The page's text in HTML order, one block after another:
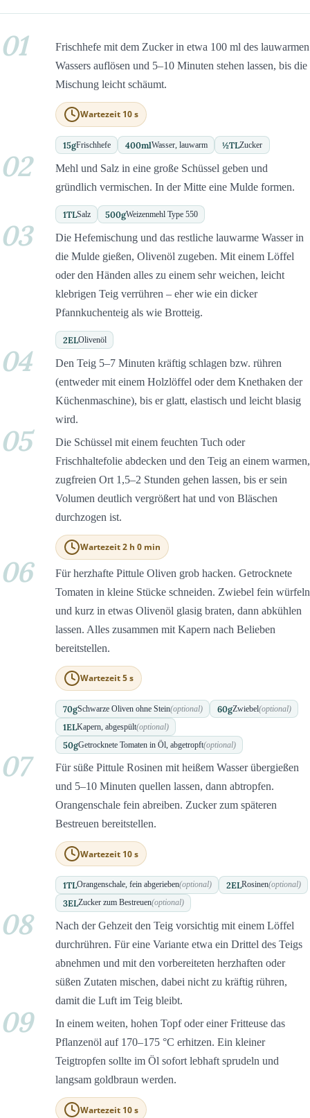
01
Frischhefe mit dem Zucker in etwa 100 ml des lauwarmen
Wassers auflösen und 5–10 Minuten stehen lassen, bis die
Mischung leicht schäumt.
Wartezeit 10 s
15gFrischhefe 400mlWasser, lauwarm ½TLZucker
02
Mehl und Salz in eine große Schüssel geben und
gründlich vermischen. In der Mitte eine Mulde formen.
1TLSalz 500gWeizenmehl Type 550
03
Die Hefemischung und das restliche lauwarme Wasser in
die Mulde gießen, Olivenöl zugeben. Mit einem Löffel
oder den Händen alles zu einem sehr weichen, leicht
klebrigen Teig verrühren – eher wie ein dicker
Pfannkuchenteig als wie Brotteig.
2ELOlivenöl
04
Den Teig 5–7 Minuten kräftig schlagen bzw. rühren
(entweder mit einem Holzlöffel oder dem Knethaken der
Küchenmaschine), bis er glatt, elastisch und leicht blasig
wird.
05
Die Schüssel mit einem feuchten Tuch oder
Frischhaltefolie abdecken und den Teig an einem warmen,
zugfreien Ort 1,5–2 Stunden gehen lassen, bis er sein
Volumen deutlich vergrößert hat und von Bläschen
durchzogen ist.
Wartezeit 2 h 0 min
06
Für herzhafte Pittule Oliven grob hacken. Getrocknete
Tomaten in kleine Stücke schneiden. Zwiebel fein würfeln
und kurz in etwas Olivenöl glasig braten, dann abkühlen
lassen. Alles zusammen mit Kapern nach Belieben
bereitstellen.
Wartezeit 5 s
70gSchwarze Oliven ohne Stein(optional) 60gZwiebel(optional)
1ELKapern, abgespült(optional)
50gGetrocknete Tomaten in Öl, abgetropft(optional)
07
Für süße Pittule Rosinen mit heißem Wasser übergießen
und 5–10 Minuten quellen lassen, dann abtropfen.
Orangenschale fein abreiben. Zucker zum späteren
Bestreuen bereitstellen.
Wartezeit 10 s
1TLOrangenschale, fein abgerieben(optional) 2ELRosinen(optional)
3ELZucker zum Bestreuen(optional)
08
Nach der Gehzeit den Teig vorsichtig mit einem Löffel
durchrühren. Für eine Variante etwa ein Drittel des Teigs
abnehmen und mit den vorbereiteten herzhaften oder
süßen Zutaten mischen, dabei nicht zu kräftig rühren,
damit die Luft im Teig bleibt.
09
In einem weiten, hohen Topf oder einer Fritteuse das
Pflanzenöl auf 170–175 °C erhitzen. Ein kleiner
Teigtropfen sollte im Öl sofort lebhaft sprudeln und
langsam goldbraun werden.
Wartezeit 10 s